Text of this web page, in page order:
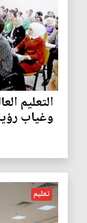
التعليم
وغياب
تعليم